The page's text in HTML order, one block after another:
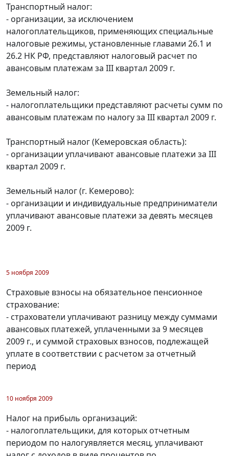
Транспортный налог:
- организации, за исключением
налогоплательщиков, применяющих специальные
налоговые режимы, установленные главами 26.1 и
26.2 НК РФ, представляют налоговый расчет по
авансовым платежам за III квартал 2009 г.
Земельный налог:
- налогоплательщики представляют расчеты сумм по
авансовым платежам по налогу за III квартал 2009 г.
Транспортный налог (Кемеровская область):
- организации уплачивают авансовые платежи за III
квартал 2009 г.
Земельный налог (г. Кемерово):
- организации и индивидуальные предприниматели
уплачивают авансовые платежи за девять месяцев
2009 г.
5 ноября 2009
Страховые взносы на обязательное пенсионное
страхование:
- страхователи уплачивают разницу между суммами
авансовых платежей, уплаченными за 9 месяцев
2009 г., и суммой страховых взносов, подлежащей
уплате в соответствии с расчетом за отчетный
период
10 ноября 2009
Налог на прибыль организаций:
- налогоплательщики, для которых отчетным
периодом по налогуявляется месяц, уплачивают